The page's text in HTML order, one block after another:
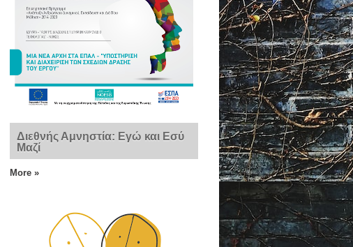
Διεθνής Αμνηστία: Εγώ και Εσύ
Μαζί
More »